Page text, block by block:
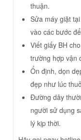
thuận.
Sửa máy giặt
vào các bước
Viết giấy BH
trường hợp vận
Ổn định, dọn
đẹp như lúc
Đường dây
người sử dụng
lý kịp thời.